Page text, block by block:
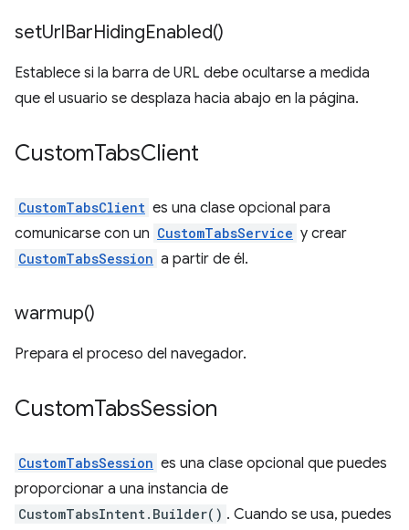
setUrlBarHidingEnabled()
Establece si la barra de URL debe ocultarse a medida
que el usuario se desplaza hacia abajo en la página.
CustomTabsClient
CustomTabsClient es una clase opcional para
comunicarse con un CustomTabsService y crear
CustomTabsSession a partir de él.
warmup()
Prepara el proceso del navegador.
CustomTabsSession
CustomTabsSession es una clase opcional que puedes
proporcionar a una instancia de
CustomTabsIntent.Builder() . Cuando se usa, puedes